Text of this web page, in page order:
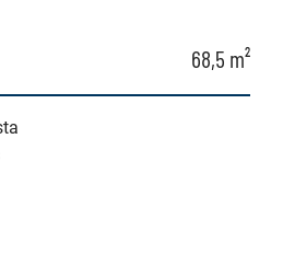
68,5 m²